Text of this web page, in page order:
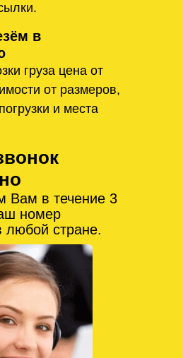
в
груза цена от
от размеров,
и места
Вам в течение 3
номер
любой стране.